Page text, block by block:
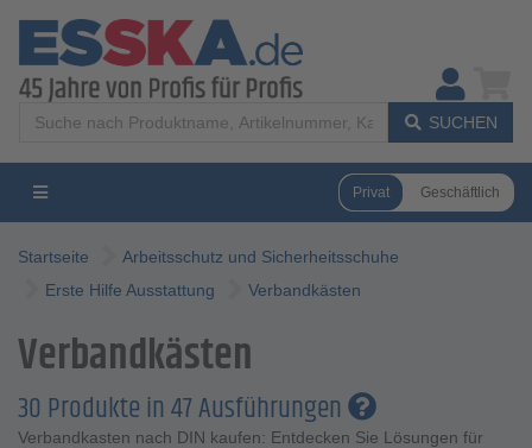
SUCHEN
Privat Geschäftlich
Startseite
Arbeitsschutz und Sicherheitsschuhe
Erste Hilfe Ausstattung
Verbandkästen
Verbandkästen
30 Produkte in 47 Ausführungen
Verbandkasten nach DIN kaufen: Entdecken Sie Lösungen für